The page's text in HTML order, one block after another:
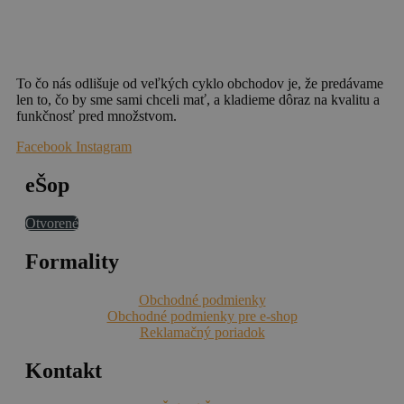
To čo nás odlišuje od veľkých cyklo obchodov je, že predávame
len to, čo by sme sami chceli mať, a kladieme dôraz na kvalitu a
funkčnosť pred množstvom.
Facebook Instagram
eŠop
Otvorené
Formality
Obchodné podmienky
Obchodné podmienky pre e-shop
Reklamačný poriadok
Kontakt